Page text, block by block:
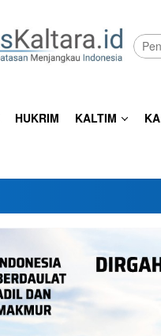
HUKRIM KALTIM